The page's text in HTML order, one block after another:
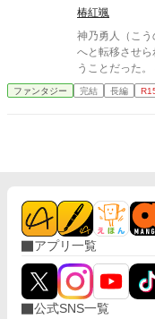
る力が解放される。 この小さき白虎との出会いによ
運命が思わぬ
フたちの起こ
凡人の俺は頑
椿紅颯
神乃勇人（こ
へと転移させられる。 しかしまさかのまさか、
うことだった。 身勝手な女神により、たった一人だけ仲間外れに
された挙句の
たちで異世界の地へと
ファンタジー 完結 長編
アプリ一覧
公式SNS一覧